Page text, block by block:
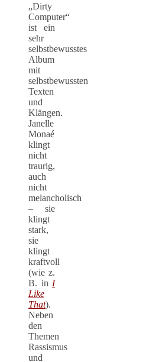
„Dirty
Computer“
ist ein
sehr
selbstbewusstes
Album
mit
selbstbewussten
Texten
und
Klängen.
Janelle
Monaé
klingt
nicht
traurig,
auch
nicht
melancholisch
– sie
klingt
stark,
sie
klingt
kraftvoll
(wie z.
B. in I
Like
That).
Neben
den
Themen
Rassismus
und